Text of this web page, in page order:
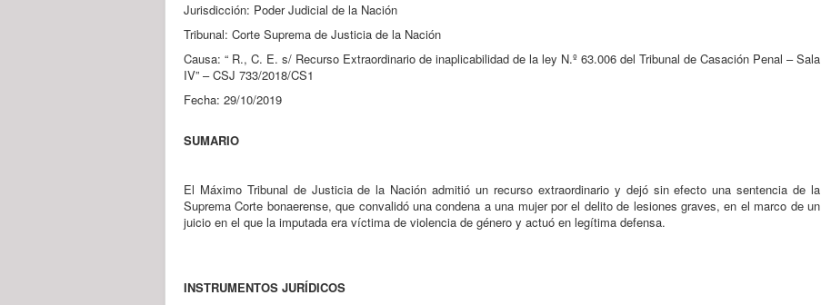
Jurisdicción: Poder Judicial de la Nación
Tribunal: Corte Suprema de Justicia de la Nación
Causa: “ R., C. E. s/ Recurso Extraordinario de inaplicabilidad de la ley N.º 63.006 del Tribunal de Casación Penal – Sala
IV” – CSJ 733/2018/CS1
Fecha: 29/10/2019
SUMARIO
El Máximo Tribunal de Justicia de la Nación admitió un recurso extraordinario y dejó sin efecto una sentencia de la
Suprema Corte bonaerense, que convalidó una condena a una mujer por el delito de lesiones graves, en el marco de un
juicio en el que la imputada era víctima de violencia de género y actuó en legítima defensa.
INSTRUMENTOS JURÍDICOS